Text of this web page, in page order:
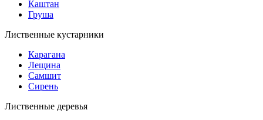
Каштан
Груша
Лиственные кустарники
Карагана
Лещина
Самшит
Сирень
Лиственные деревья